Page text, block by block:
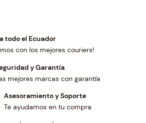
todo el Ecuador
con los mejores couriers!
y Garantía
mejores marcas con garantía
Asesoramiento y Soporte
Te ayudamos en tu compra